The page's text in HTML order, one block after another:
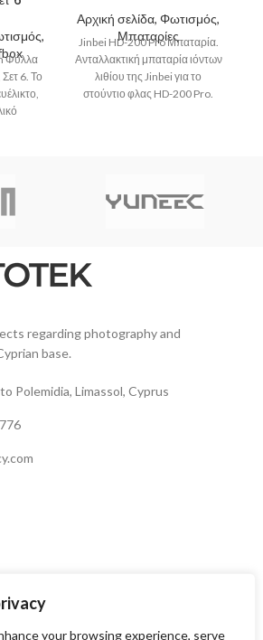
your browsing experience, serve
Φύλλα
6. Το
Αρχική σελίδα, Φωτισμός,
Μπαταρίες
Jinbei HD-200 Pro Μπαταρία.
Ανταλλακτική μπαταρία ιόντων
λιθίου της Jinbei για το
στούντιο φλας HD-200 Pro.
regarding photography and
base.
Polemidia, Limassol, Cyprus